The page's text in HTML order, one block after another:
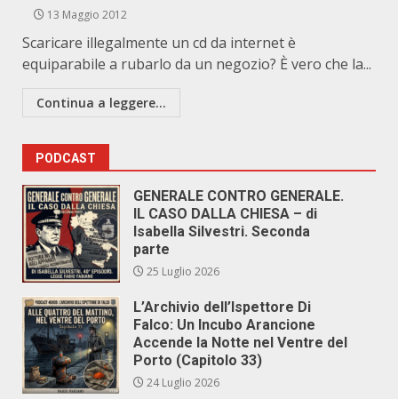
13 Maggio 2012
Scaricare illegalmente un cd da internet è
equiparabile a rubarlo da un negozio? È vero che la...
Continua a leggere...
PODCAST
GENERALE CONTRO GENERALE.
IL CASO DALLA CHIESA – di
Isabella Silvestri. Seconda
parte
25 Luglio 2026
L’Archivio dell’Ispettore Di
Falco: Un Incubo Arancione
Accende la Notte nel Ventre del
Porto (Capitolo 33)
24 Luglio 2026